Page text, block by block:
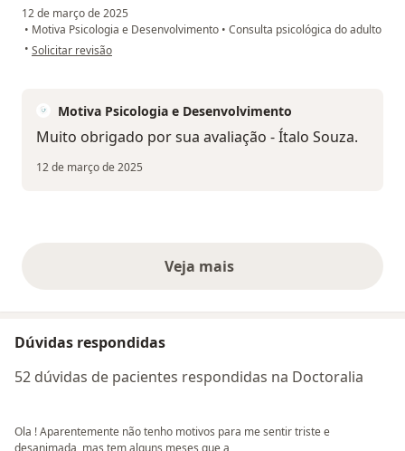
12 de março de 2025
• Motiva Psicologia e Desenvolvimento • Consulta psicológica do adulto
• na opinião do utilizador Fsg
Solicitar revisão
Motiva Psicologia e Desenvolvimento
Muito obrigado por sua avaliação - Ítalo Souza.
12 de março de 2025
Veja maisopiniões acima
Dúvidas respondidas
52 dúvidas de pacientes respondidas na Doctoralia
Ola ! Aparentemente não tenho motivos para me sentir triste e
desanimada, mas tem alguns meses que a